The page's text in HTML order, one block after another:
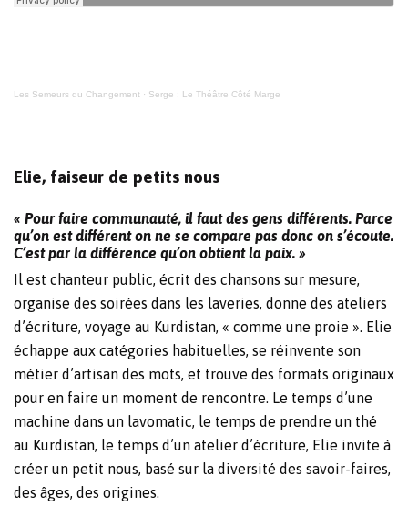
Les Semeurs du Changement · Serge : Le Théâtre Côté Marge
Elie, faiseur de petits nous
« Pour faire communauté, il faut des gens différents. Parce
qu’on est différent on ne se compare pas donc on s’écoute.
C’est par la différence qu’on obtient la paix. »
Il est chanteur public, écrit des chansons sur mesure,
organise des soirées dans les laveries, donne des ateliers
d’écriture, voyage au Kurdistan, « comme une proie ». Elie
échappe aux catégories habituelles, se réinvente son
métier d’artisan des mots, et trouve des formats originaux
pour en faire un moment de rencontre. Le temps d’une
machine dans un lavomatic, le temps de prendre un thé
au Kurdistan, le temps d’un atelier d’écriture, Elie invite à
créer un petit nous, basé sur la diversité des savoir-faires,
des âges, des origines.